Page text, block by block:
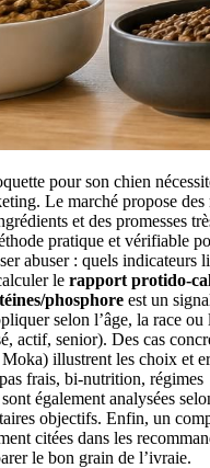
pour son chien
Le marché propose
et des promesses
pratique et vérifiable
abuser : quels indicateurs
le rapport protido-
phosphore est un
selon l’âge, la race ou
actif, senior). Des cas
illustrent les choix et
frais, bi-nutrition, régimes
également analysées
objectifs. Enfin, un
citées dans les
le bon grain de l’ivraie.